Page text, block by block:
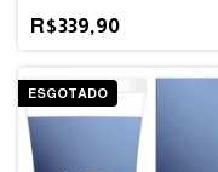
R$339,90
ESGOTADO